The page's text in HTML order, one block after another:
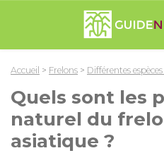
Accueil > Frelons > Différentes
Quels sont les
naturel du
asiatique ?